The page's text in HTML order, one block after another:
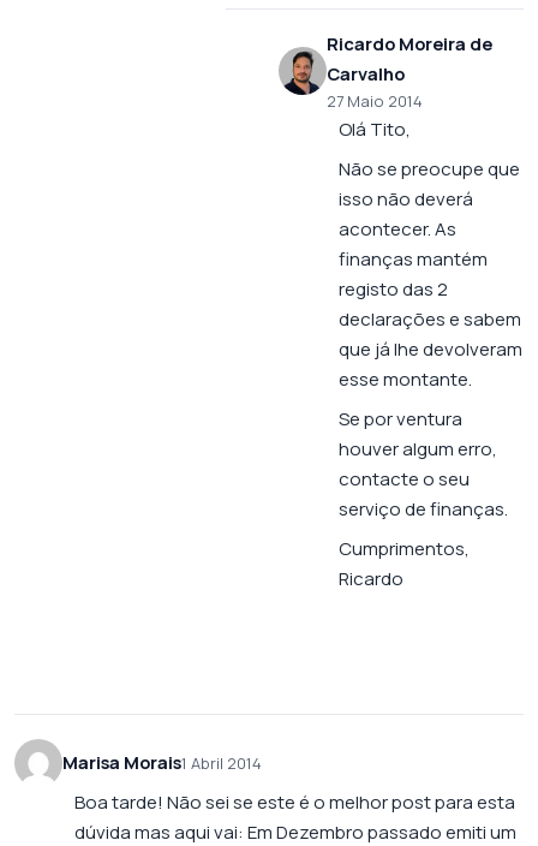
Ricardo Moreira de
Carvalho
27 Maio 2014
Olá Tito,
Não se preocupe que
isso não deverá
acontecer. As
finanças mantém
registo das 2
declarações e sabem
que já lhe devolveram
esse montante.
Se por ventura
houver algum erro,
contacte o seu
serviço de finanças.
Cumprimentos,
Ricardo
Marisa Morais1 Abril 2014
Boa tarde! Não sei se este é o melhor post para esta
dúvida mas aqui vai: Em Dezembro passado emiti um